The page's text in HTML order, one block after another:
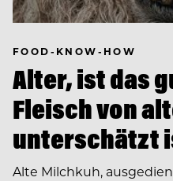
FOOD-KNOW-HOW
Alter, ist das
Fleisch von
unterschätzt
Alte Milchkuh,